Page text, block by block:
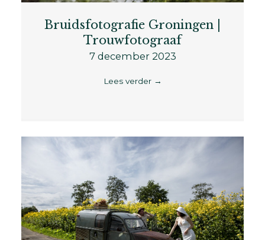
Bruidsfotografie Groningen |
Trouwfotograaf
7 december 2023
Lees verder →